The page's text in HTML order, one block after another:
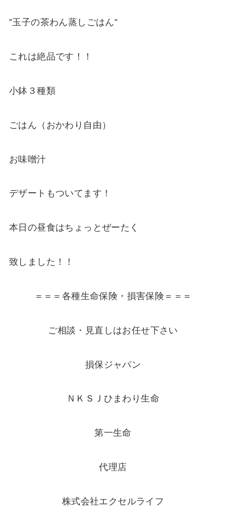
”玉子の茶わん蒸しごはん”
これは絶品です！！
小鉢３種類
ごはん（おかわり自由）
お味噌汁
デザートもついてます！
本日の昼食はちょっとぜーたく
致しました！！
＝＝＝各種生命保険・損害保険＝＝＝
ご相談・見直しはお任せ下さい
損保ジャパン
ＮＫＳＪひまわり生命
第一生命
代理店
株式会社エクセルライフ